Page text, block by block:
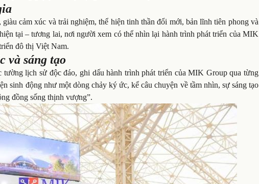
cảm xúc và trải nghiệm, thể hiện tinh thần đổi mới, bản lĩnh tiên phong và
tại – tương lai, nơi người xem có thể nhìn lại hành trình phát triển của MIK
đô thị Việt Nam.
và sáng tạo
lịch sử độc đáo, ghi dấu hành trình phát triển của MIK Group qua từng
sinh động như một dòng chảy ký ức, kể câu chuyện về tầm nhìn, sự sáng tạo
đồng sống thịnh vượng”.